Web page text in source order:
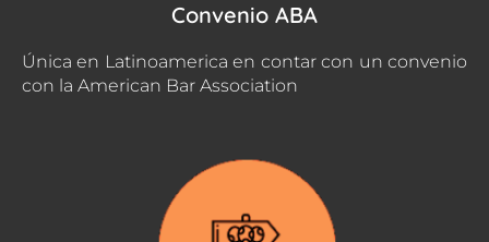
Convenio ABA
Única en Latinoamerica en contar con un convenio
con la American Bar Association